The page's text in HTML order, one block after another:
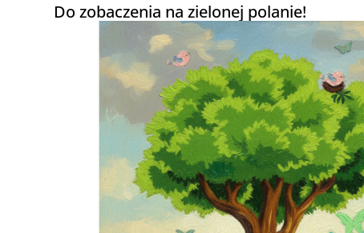
Do zobaczenia na zielonej polanie!